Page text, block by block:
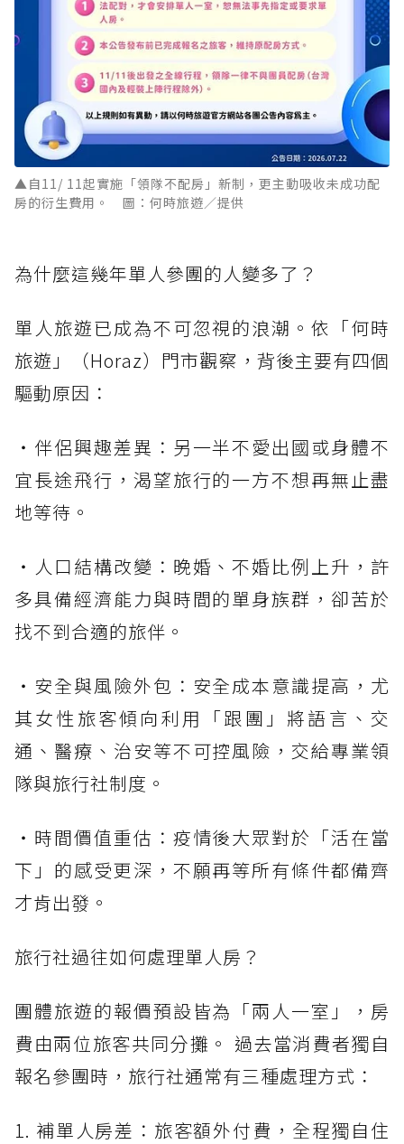
▲自11/ 11起實施「領隊不配房」新制，更主動吸收未成功配
房的衍生費用。 圖：何時旅遊／提供
為什麼這幾年單人參團的人變多了？
單人旅遊已成為不可忽視的浪潮。依「何時
旅遊」（Horaz）門市觀察，背後主要有四個
驅動原因：
・伴侶興趣差異：另一半不愛出國或身體不
宜長途飛行，渴望旅行的一方不想再無止盡
地等待。
・人口結構改變：晚婚、不婚比例上升，許
多具備經濟能力與時間的單身族群，卻苦於
找不到合適的旅伴。
・安全與風險外包：安全成本意識提高，尤
其女性旅客傾向利用「跟團」將語言、交
通、醫療、治安等不可控風險，交給專業領
隊與旅行社制度。
・時間價值重估：疫情後大眾對於「活在當
下」的感受更深，不願再等所有條件都備齊
才肯出發。
旅行社過往如何處理單人房？
團體旅遊的報價預設皆為「兩人一室」，房
費由兩位旅客共同分攤。 過去當消費者獨自
報名參團時，旅行社通常有三種處理方式：
1. 補單人房差：旅客額外付費，全程獨自住